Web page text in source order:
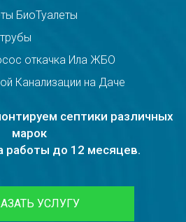
БиоТуалеты
откачка Ила ЖБО
Канализации на Даче
септики различных
марок
работы до 12 месяцев.
УСЛУГУ